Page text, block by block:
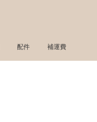
配件 補運費